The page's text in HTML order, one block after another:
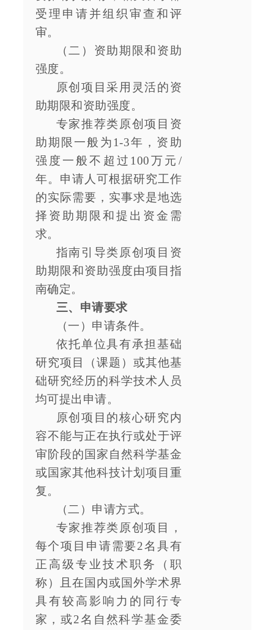
受理申请并组织审查和评
审。
（二）资助期限和资助
强度。
原创项目采用灵活的资
助期限和资助强度。
专家推荐类原创项目资
助期限一般为1-3年，资助
强度一般不超过100万元/
年。申请人可根据研究工作
的实际需要，实事求是地选
择资助期限和提出资金需
求。
指南引导类原创项目资
助期限和资助强度由项目指
南确定。
三、申请要求
（一）申请条件。
依托单位具有承担基础
研究项目（课题）或其他基
础研究经历的科学技术人员
均可提出申请。
原创项目的核心研究内
容不能与正在执行或处于评
审阶段的国家自然科学基金
或国家其他科技计划项目重
复。
（二）申请方式。
专家推荐类原创项目，
每个项目申请需要2名具有
正高级专业技术职务（职
称）且在国内或国外学术界
具有较高影响力的同行专
家，或2名自然科学基金委